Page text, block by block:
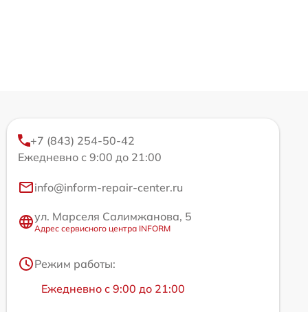
+7 (843) 254-50-42
Ежедневно с 9:00 до 21:00
info@inform-repair-center.ru
ул. Марселя Салимжанова, 5
Адрес сервисного центра INFORM
Режим работы:
Ежедневно с 9:00 до 21:00